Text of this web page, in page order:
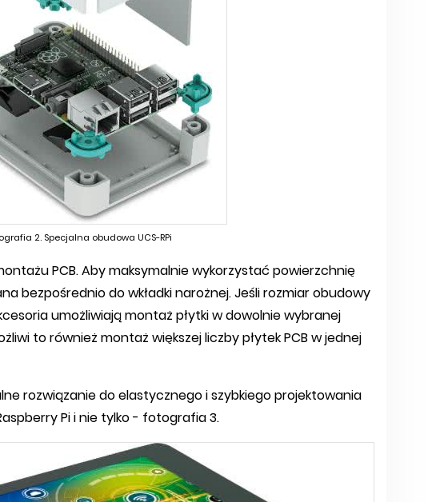
2. Specjalna obudowa UCS-RPi
PCB. Aby maksymalnie wykorzystać powierzchnię
bezpośrednio do wkładki narożnej. Jeśli rozmiar obudowy
umożliwiają montaż płytki w dowolnie wybranej
to również montaż większej liczby płytek PCB w jednej
rozwiązanie do elastycznego i szybkiego projektowania
Pi i nie tylko - fotografia 3.